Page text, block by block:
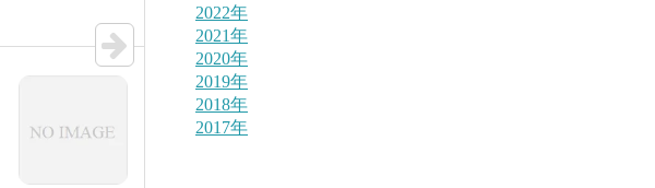
2022年
2021年
2020年
2019年
2018年
2017年